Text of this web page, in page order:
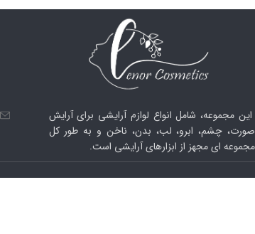
این مجموعه، شامل انواع لوازم آرایشی برای آرایش
صورت، چشم، ابرو، لب، بدن، ناخن و به طور کل
مجموعه ای مجهز از ابزارهای آرایشی است.